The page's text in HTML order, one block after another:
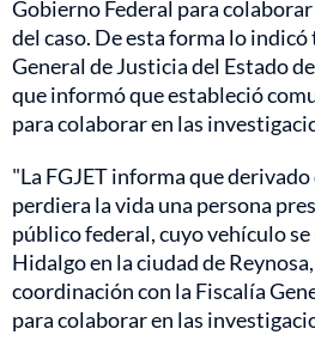
Gobierno Federal para
del caso. De esta forma lo
General de Justicia del Estado
que informó que estableció
para colaborar en las
"La FGJET informa que derivado
perdiera la vida una persona
público federal, cuyo vehículo
Hidalgo en la ciudad de
coordinación con la Fiscalía
para colaborar en las